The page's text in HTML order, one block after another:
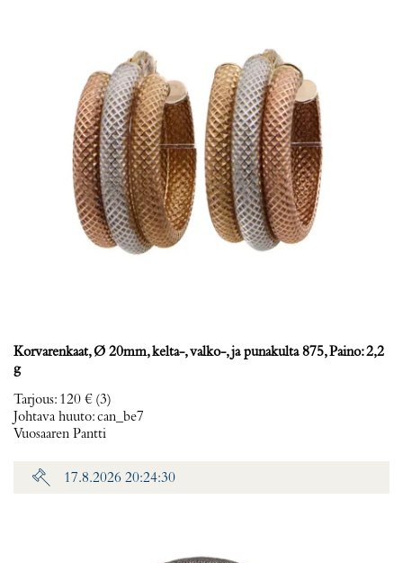
Korvarenkaat, Ø 20mm, kelta-, valko-, ja punakulta 875, Paino: 2,2
g
Tarjous: 120 € (3)
Johtava huuto:can_be7
Vuosaaren Pantti
17.8.2026 20:24:30